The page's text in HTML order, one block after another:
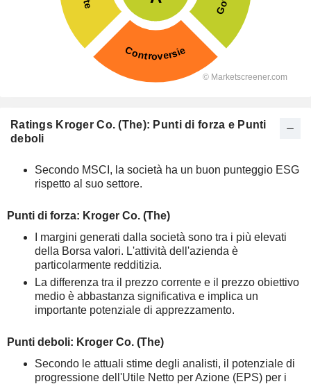
Ratings Kroger Co. (The): Punti di forza e Punti
deboli
Secondo MSCI, la società ha un buon punteggio ESG
rispetto al suo settore.
Punti di forza: Kroger Co. (The)
I margini generati dalla società sono tra i più elevati
della Borsa valori. L'attività dell'azienda è
particolarmente redditizia.
La differenza tra il prezzo corrente e il prezzo obiettivo
medio è abbastanza significativa e implica un
importante potenziale di apprezzamento.
Punti deboli: Kroger Co. (The)
Secondo le attuali stime degli analisti, il potenziale di
progressione dell'Utile Netto per Azione (EPS) per i